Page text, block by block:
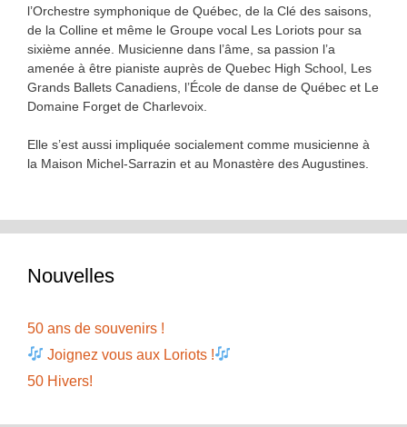
l’Orchestre symphonique de Québec, de la Clé des saisons,
de la Colline et même le Groupe vocal Les Loriots pour sa
sixième année. Musicienne dans l’âme, sa passion l’a
amenée à être pianiste auprès de Quebec High School, Les
Grands Ballets Canadiens, l’École de danse de Québec et Le
Domaine Forget de Charlevoix.
Elle s’est aussi impliquée socialement comme musicienne à
la Maison Michel-Sarrazin et au Monastère des Augustines.
Nouvelles
50 ans de souvenirs !
Joignez vous aux Loriots !
50 Hivers!